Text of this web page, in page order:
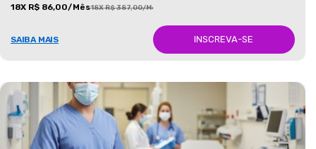
18X R$ 86,00/Mês18X R$ 387,00/Mês
SAIBA MAIS INSCREVA-SE